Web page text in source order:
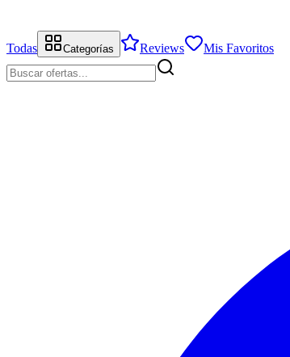
Todas
Categorías Reviews Mis Favoritos